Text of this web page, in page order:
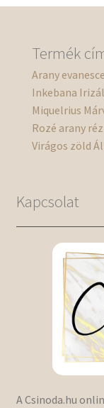
Termék
Arany
Inkebana
Miquelrius
Rozé arany réz
Virágos zöld
Kapcsolat
A Csinoda.hu